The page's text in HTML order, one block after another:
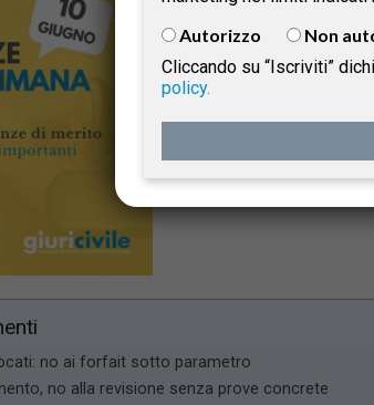
pronunce di maggiore
diritto e
selezionate, con
diritto affermati e ai
no ai forfait sotto parametro
no alla revisione senza prove concrete
Autorizzo
Non
Cliccando su “Iscriviti”
policy.